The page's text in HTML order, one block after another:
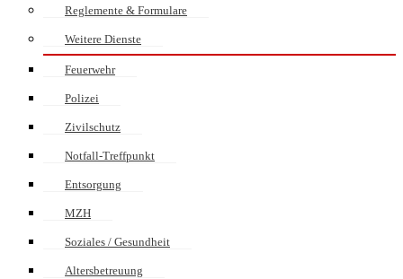
Reglemente & Formulare
Weitere Dienste
Feuerwehr
Polizei
Zivilschutz
Notfall-Treffpunkt
Entsorgung
MZH
Soziales / Gesundheit
Altersbetreuung